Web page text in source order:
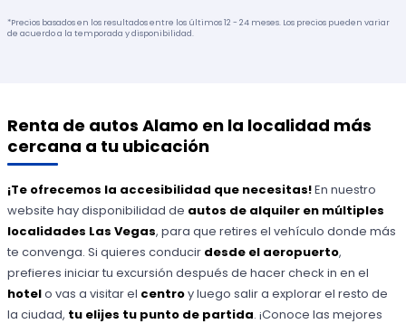
*Precios basados en los resultados entre los últimos 12 - 24 meses. Los precios pueden variar
de acuerdo a la temporada y disponibilidad.
Renta de autos Alamo en la localidad más
cercana a tu ubicación
¡Te ofrecemos la accesibilidad que necesitas!En nuestro
website hay disponibilidad de autos de alquiler en múltiples
localidades Las Vegas, para que retires el vehículo donde más
te convenga. Si quieres conducir desde el aeropuerto,
prefieres iniciar tu excursión después de hacer check in en el
hotelo vas a visitar el centroy luego salir a explorar el resto de
la ciudad, tu elijes tu punto de partida. ¡Conoce las mejores